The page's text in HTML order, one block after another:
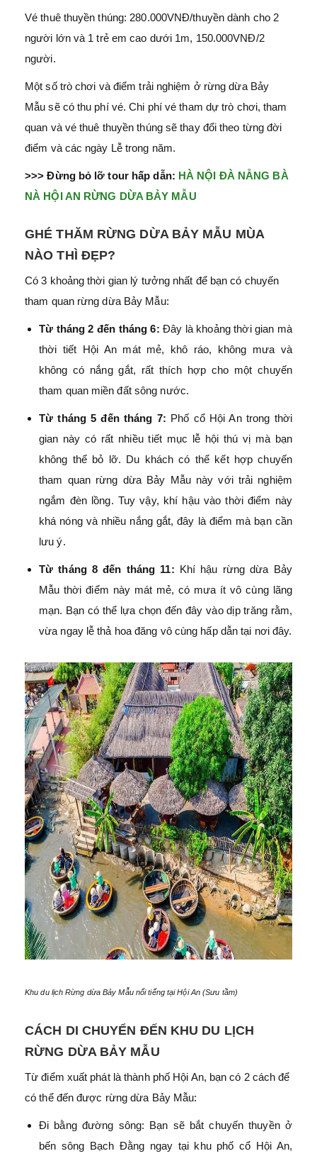
Vé thuê thuyền thúng: 280.000VNĐ/thuyền dành cho 2
người lớn và 1 trẻ em cao dưới 1m, 150.000VNĐ/2
người.
Một số trò chơi và điểm trải nghiệm ở rừng dừa Bảy
Mẫu sẽ có thu phí vé. Chi phí vé tham dự trò chơi, tham
quan và vé thuê thuyền thúng sẽ thay đổi theo từng đời
điểm và các ngày Lễ trong năm.
>>> Đừng bỏ lỡ tour hấp dẫn: HÀ NỘI ĐÀ NẴNG BÀ
NÀ HỘI AN RỪNG DỪA BẢY MẪU
GHÉ THĂM RỪNG DỪA BẢY MẪU MÙA
NÀO THÌ ĐẸP?
Có 3 khoảng thời gian lý tưởng nhất để bạn có chuyến
tham quan rừng dừa Bảy Mẫu:
Từ tháng 2 đến tháng 6: Đây là khoảng thời gian mà
thời tiết Hội An mát mẻ, khô ráo, không mưa và
không có nắng gắt, rất thích hợp cho một chuyến
tham quan miền đất sông nước.
Từ tháng 5 đến tháng 7: Phố cổ Hội An trong thời
gian này có rất nhiều tiết mục lễ hội thú vị mà bạn
không thể bỏ lỡ. Du khách có thể kết hợp chuyến
tham quan rừng dừa Bảy Mẫu này với trải nghiệm
ngắm đèn lồng. Tuy vậy, khí hậu vào thời điểm này
khá nóng và nhiều nắng gắt, đây là điểm mà bạn cần
lưu ý.
Từ tháng 8 đến tháng 11: Khí hậu rừng dừa Bảy
Mẫu thời điểm này mát mẻ, có mưa ít vô cùng lãng
mạn. Bạn có thể lựa chọn đến đây vào dịp trăng rằm,
vừa ngay lễ thả hoa đăng vô cùng hấp dẫn tại nơi đây.
Khu du lịch Rừng dừa Bảy Mẫu nổi tiếng tại Hội An (Sưu tầm)
CÁCH DI CHUYỂN ĐẾN KHU DU LỊCH
RỪNG DỪA BẢY MẪU
Từ điểm xuất phát là thành phố Hội An, bạn có 2 cách để
có thể đến được rừng dừa Bảy Mẫu:
Đi bằng đường sông: Bạn sẽ bắt chuyến thuyền ở
bến sông Bạch Đằng ngay tại khu phố cổ Hội An,